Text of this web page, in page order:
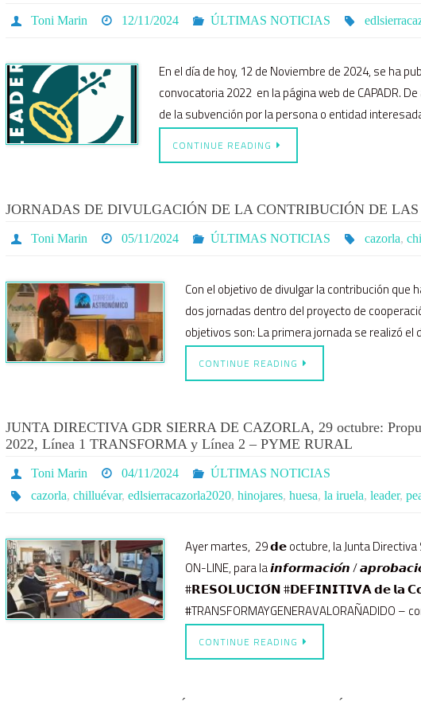
Toni Marin 12/11/2024 ÚLTIMAS NOTICIAS
En el día de hoy, 12 de Noviembre de 2024, se ha
convocatoria 2022 en la página web de CAPADR.
de la subvención por la persona o entidad
CONTINUE READING
JORNADAS DE DIVULGACIÓN DE LA CONTRIBUCIÓN DE
Toni Marin 05/11/2024 ÚLTIMAS NOTICIAS cazorla,
Con el objetivo de divulgar la contribución
dos jornadas dentro del proyecto de
objetivos son: La primera jornada se realizó el
CONTINUE READING
JUNTA DIRECTIVA GDR SIERRA DE CAZORLA, 29 octubre:
2022, Línea 1 TRANSFORMA y Línea 2 – PYME RURAL
Toni Marin 04/11/2024
ÚLTIMAS NOTICIAS
cazorla, chilluévar, edlsierracazorla2020, hinojares, huesa, la iruela, leader,
Ayer martes, 29 𝗱𝗲 octubre, la Junta
ON-LINE, para la 𝙞𝙣𝙛𝙤𝙧𝙢𝙖𝙘𝙞𝙤́𝙣 /
#𝗥𝗘𝗦𝗢𝗟𝗨𝗖𝗜𝗢́𝗡 #𝗗𝗘𝗙𝗜𝗡𝗜𝗧𝗜𝗩𝗔 𝗱𝗲 𝗹𝗮
#TRANSFORMAYGENERAVALORAÑADIDO
CONTINUE READING